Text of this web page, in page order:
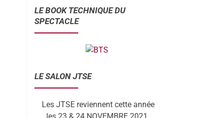
LE BOOK TECHNIQUE DU
SPECTACLE
LE SALON JTSE
Les JTSE reviennent cette année